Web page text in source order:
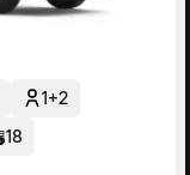
1+2
18